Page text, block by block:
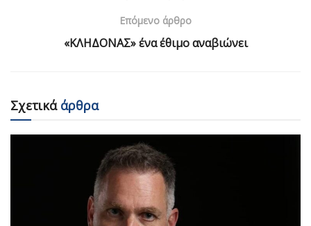
Επόμενο άρθρο
«ΚΛΗΔΟΝΑΣ» ένα έθιμο αναβιώνει
Σχετικάάρθρα